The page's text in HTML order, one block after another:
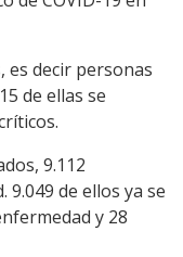
es decir personas
de ellas se
9.112
de ellos ya se
y 28